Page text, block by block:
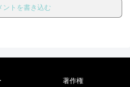
ントを書き込む
著作権